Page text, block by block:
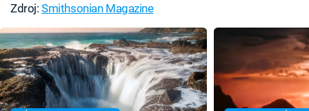
Zdroj:Smithsonian Magazine